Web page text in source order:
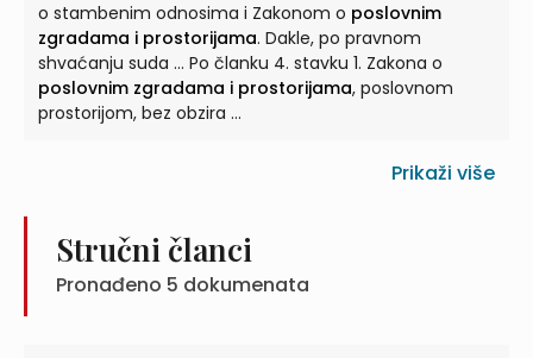
o stambenim odnosima i Zakonom o poslovnim
zgradama i prostorijama. Dakle, po pravnom
shvaćanju suda ... Po članku 4. stavku 1. Zakona o
poslovnim zgradama i prostorijama, poslovnom
prostorijom, bez obzira ...
Prikaži više
Stručni članci
Pronađeno 5 dokumenata